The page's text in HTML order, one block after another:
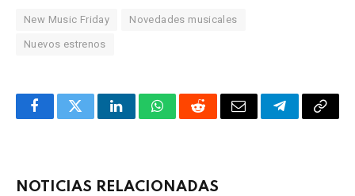
New Music Friday Novedades musicales
Nuevos estrenos
FacebookTwitterLinkedInWhatsAppRedditCorreoTelegrama
NOTICIAS RELACIONADAS